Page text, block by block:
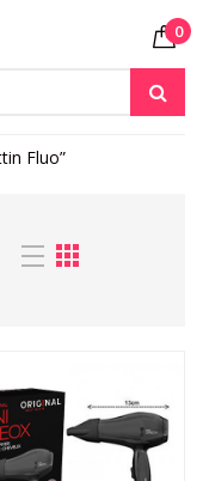
0
Fluo”